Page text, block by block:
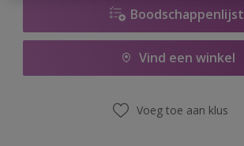
Boodschappenlijst
Vind een winkel
Voeg toe aan klus